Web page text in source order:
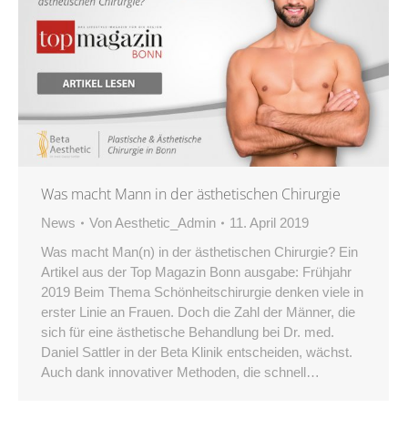
Was macht Mann in der ästhetischen Chirurgie
News VonAesthetic_Admin
11. April 2019
Was macht Man(n) in der ästhetischen Chirurgie? Ein
Artikel aus der Top Magazin Bonn ausgabe: Frühjahr
2019 Beim Thema Schönheitschirurgie denken viele in
erster Linie an Frauen. Doch die Zahl der Männer, die
sich für eine ästhetische Behandlung bei Dr. med.
Daniel Sattler in der Beta Klinik entscheiden, wächst.
Auch dank innovativer Methoden, die schnell…